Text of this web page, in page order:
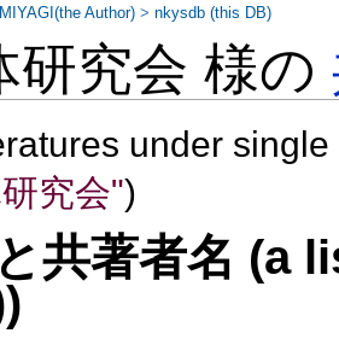
研究会 様の
under
究会")
共著者名 (a
MIYAGI(the Author) >nkysdb (this DB)